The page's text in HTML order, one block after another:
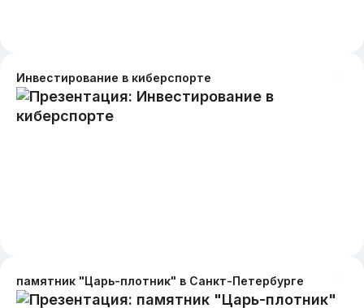
Инвестирование в киберспорте
памятник "Царь-плотник" в Санкт-Петербурге